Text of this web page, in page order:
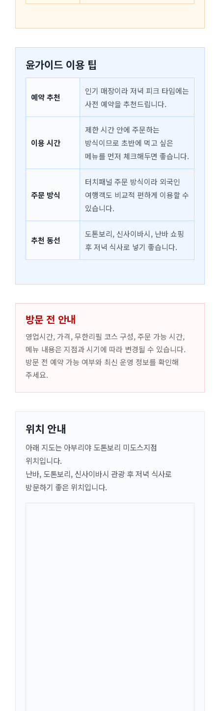
윤가이드 이용 팁
예약 추천
인기 매장이라 저녁 피크 타임에는
사전 예약을 추천드립니다.
이용 시간
제한 시간 안에 주문하는
방식이므로 초반에 먹고 싶은
메뉴를 먼저 체크해두면 좋습니다.
주문 방식
터치패널 주문 방식이라 외국인
여행객도 비교적 편하게 이용할 수
있습니다.
추천 동선
도톤보리, 신사이바시, 난바 쇼핑
후 저녁 식사로 넣기 좋습니다.
방문 전 안내
영업시간, 가격, 무한리필 코스 구성, 주문 가능 시간,
메뉴 내용은 지점과 시기에 따라 변경될 수 있습니다.
방문 전 예약 가능 여부와 최신 운영 정보를 확인해
주세요.
위치 안내
아래 지도는 아부리야 도톤보리 미도스지점
위치입니다.
난바, 도톤보리, 신사이바시 관광 후 저녁 식사로
방문하기 좋은 위치입니다.